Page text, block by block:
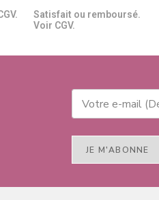
Satisfait ou remboursé.
Voir CGV.
JE M'ABONNE